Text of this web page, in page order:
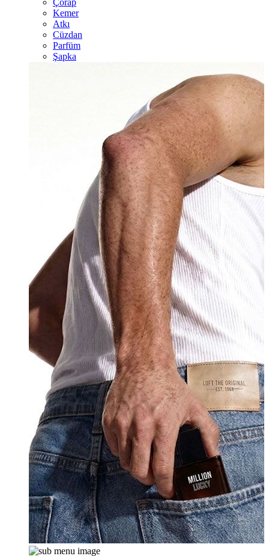
Çorap
Kemer
Atkı
Cüzdan
Parfüm
Şapka